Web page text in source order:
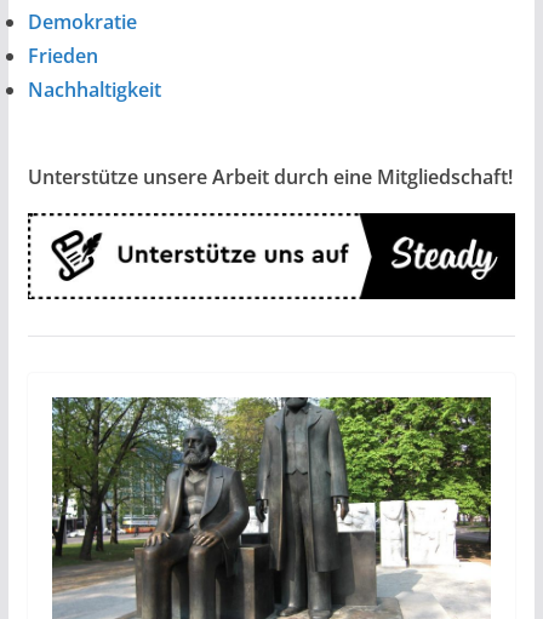
Demokratie
Frieden
Nachhaltigkeit
Unterstütze unsere Arbeit durch eine Mitgliedschaft!